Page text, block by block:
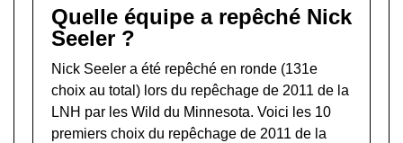
Quelle équipe a repêché Nick
Seeler ?
Nick Seeler a été repêché en ronde (131e
choix au total) lors du repêchage de 2011 de la
LNH par les Wild du Minnesota. Voici les 10
premiers choix du repêchage de 2011 de la